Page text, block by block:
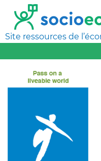
Site ressources de